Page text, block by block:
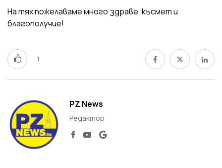
На тях пожелаваме много здраве, късмет и
благополучие!
1
PZ News
Редактор